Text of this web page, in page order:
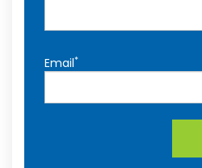
Email*